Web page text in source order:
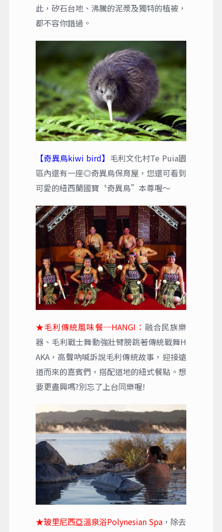
此，矽石台地、沸騰的泥漿及獨特的植被，
都不容你錯過。
【奇異鳥kiwi bird】 毛利文化村Te Puia園
區內還有一座◎奇異鳥保育屋，您還可看到
可愛的紐西蘭國寶〝奇異鳥”本尊喔～
★毛利傳統風味餐─HANGI： 融合民族樂
器、毛利戰士舞動強壯臂膀跳著傳統戰舞H
AKA，高聲吶喊訴說毛利傳統故事，迎接遠
道而來的嘉賓們，搭配道地的紐式餐點。想
要更盡興嗎?別忘了上台同樂喔!
★玻里尼西亞溫泉浴Polynesian Spa ，除去